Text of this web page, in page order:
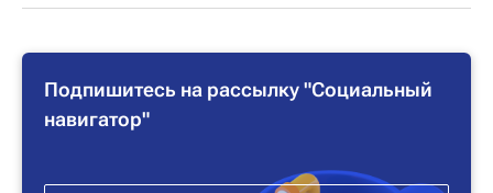
Подпишитесь на рассылку "Социальный
навигатор"